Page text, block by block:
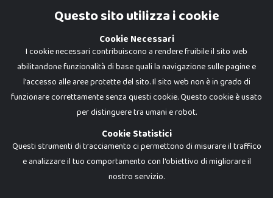
Cookie Policy
Dadi e Mattoncini è un brand di Giocabene Srl. Ogni riproduzione o utilizzo non
Questo sito utilizza i cookie
Cookie Necessari
I cookie necessari contribuiscono a rendere fruibile il sito web
abilitandone funzionalità di base quali la navigazione sulle pagine e
l'accesso alle aree protette del sito. Il sito web non è in grado di
funzionare correttamente senza questi cookie. Questo cookie è usato
per distinguere tra umani e robot.
Cookie Statistici
Questi strumenti di tracciamento ci permettono di misurare il traffico
e analizzare il tuo comportamento con l'obiettivo di migliorare il
nostro servizio.